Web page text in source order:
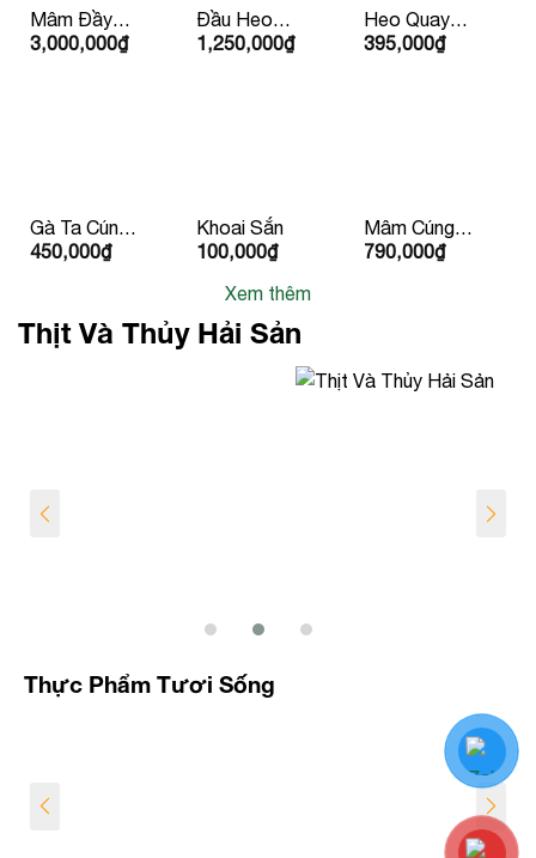
Mâm Đầy
Tháng/Thôi
3,000,000₫
Đầu Heo
Cúng
1,250,000₫
Heo Quay
Con Lớn
395,000₫
Gà Ta Cúng
Hấp Sẵn
450,000₫
Khoai Sắn
100,000₫
Mâm Cúng
Chay – Vạn
790,000₫
Xem thêm
Thịt Và Thủy Hải Sản
Thực Phẩm Tươi Sống